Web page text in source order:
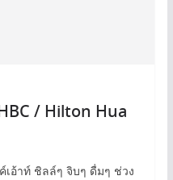
/ Hilton Hua
อ้าท์ ชิลล์ๆ จิบๆ ดื่มๆ ช่วง